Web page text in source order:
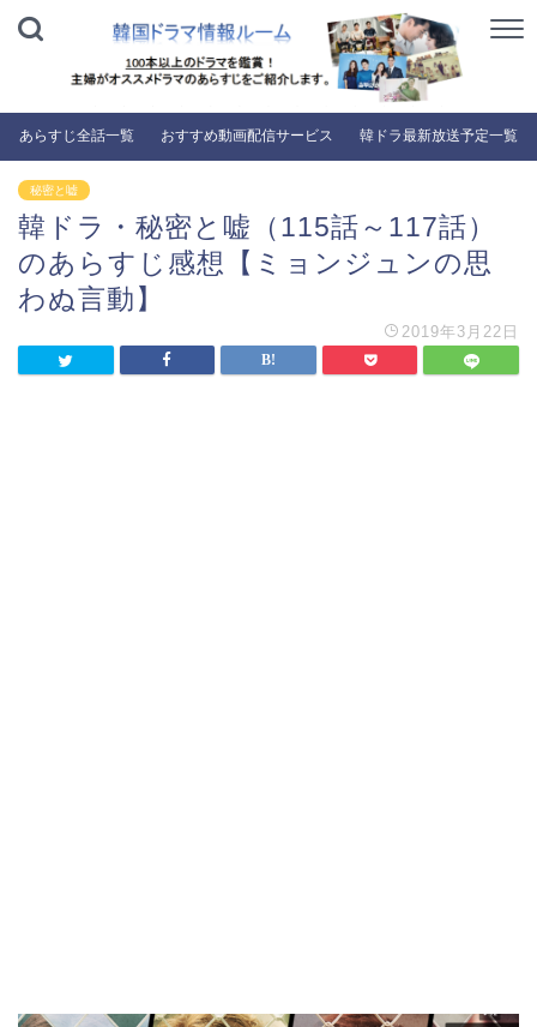
あらすじ全話一覧 おすすめ動画配信サービス 韓ドラ最新放送予定一覧
秘密と嘘
韓ドラ・秘密と嘘（115話～117話）
のあらすじ感想【ミョンジュンの思
わぬ言動】
2019年3月22日